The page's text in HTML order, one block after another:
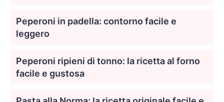
Peperoni in padella: contorno facile e
leggero
Peperoni ripieni di tonno: la ricetta al forno
facile e gustosa